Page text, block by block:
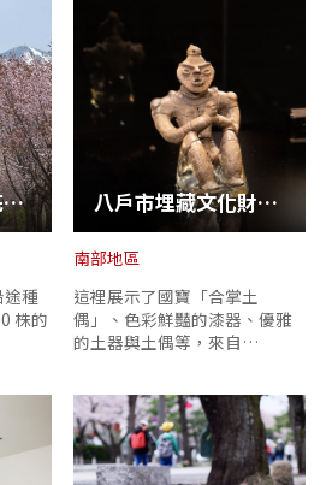
世界第一長的櫻花街道
種
株的
八戶市埋藏文化財中心 是川繩文館
南部地區
這裡展示了國寶「合掌土
偶」、色彩鮮豔的漆器、優雅
的土器與土偶等，來自…
Twitter分享
Facebook分享
複製連結